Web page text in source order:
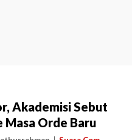
Akademisi Sebut
Orde Baru